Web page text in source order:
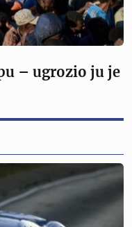
– ugrozio ju je